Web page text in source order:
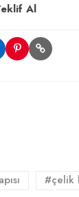
Al
#çelik